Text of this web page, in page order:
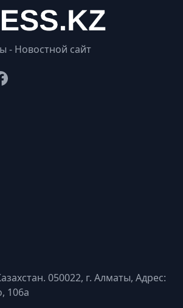
- Новостной сайт
050022, г. Алматы, Адрес:
106а